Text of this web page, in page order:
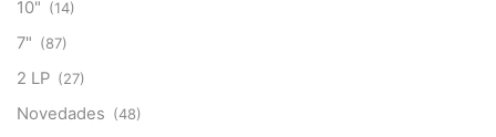
10" (14)
7" (87)
2 LP (27)
Novedades (48)